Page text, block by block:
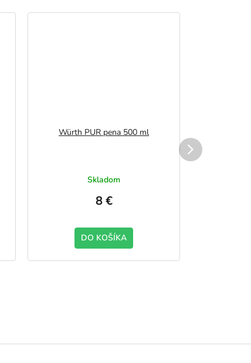
Würth PUR pena 500 ml
Skladom
8 €
DO KOŠÍKA